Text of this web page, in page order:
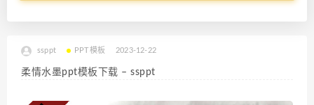
ssppt PPT模板 2023-12-22
柔情水墨ppt模板下载 – ssppt